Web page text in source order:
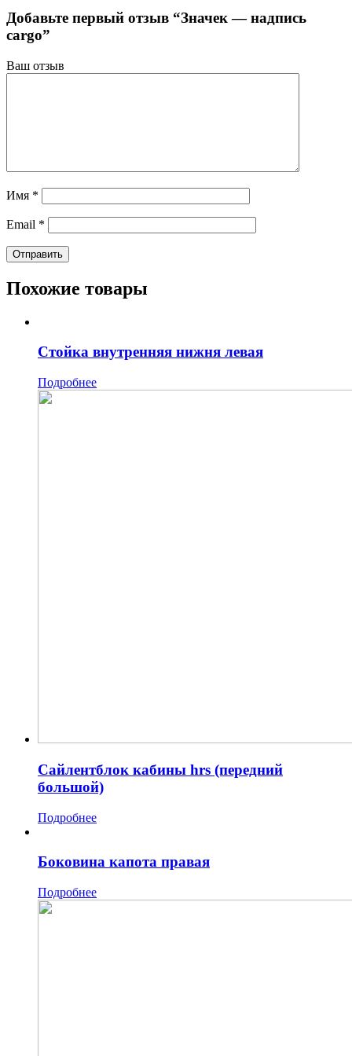
Добавьте первый отзыв “Значек — надпись
cargo”
Ваш отзыв
Имя *
Email *
Похожие товары
Стойка внутренняя нижня левая
Подробнее
Сайлентблок кабины hrs (передний
большой)
Подробнее
Боковина капота правая
Подробнее